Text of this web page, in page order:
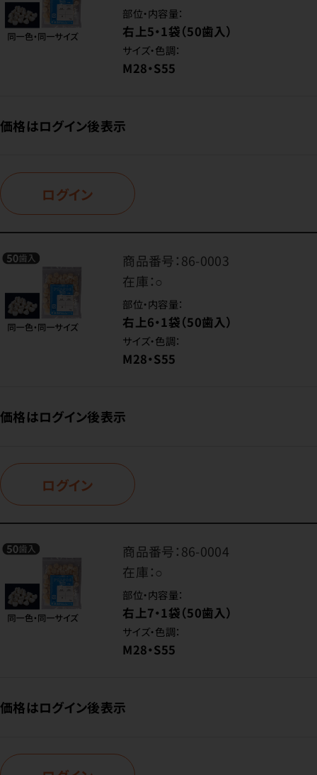
部位・内容量：
右上5・1袋（50歯入）
サイズ・色調：
M28・S55
価格はログイン後表示
ログイン
商品番号：86-0003
在庫：○
部位・内容量：
右上6・1袋（50歯入）
サイズ・色調：
M28・S55
価格はログイン後表示
ログイン
商品番号：86-0004
在庫：○
部位・内容量：
右上7・1袋（50歯入）
サイズ・色調：
M28・S55
価格はログイン後表示